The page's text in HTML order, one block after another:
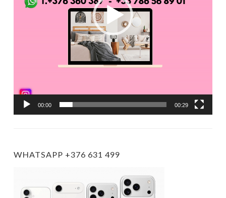
00:00 00:29
WHATSAPP +376 631 499